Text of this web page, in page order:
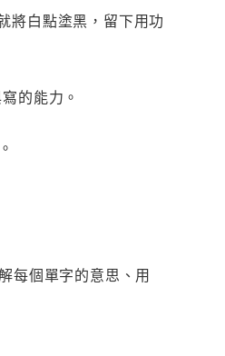
將白點塗黑，留下用功
的能力。
每個單字的意思、用